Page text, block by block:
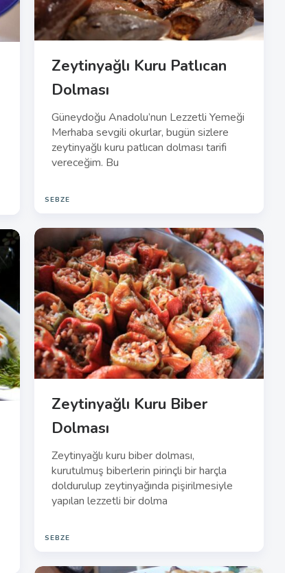
Zeytinyağlı Kuru Patlıcan
Dolması
Güneydoğu Anadolu’nun Lezzetli Yemeği
Merhaba sevgili okurlar, bugün sizlere
zeytinyağlı kuru patlıcan dolması tarifi
vereceğim. Bu
SEBZE
Zeytinyağlı Kuru Biber
Dolması
Zeytinyağlı kuru biber dolması,
kurutulmuş biberlerin pirinçli bir harçla
doldurulup zeytinyağında pişirilmesiyle
yapılan lezzetli bir dolma
SEBZE